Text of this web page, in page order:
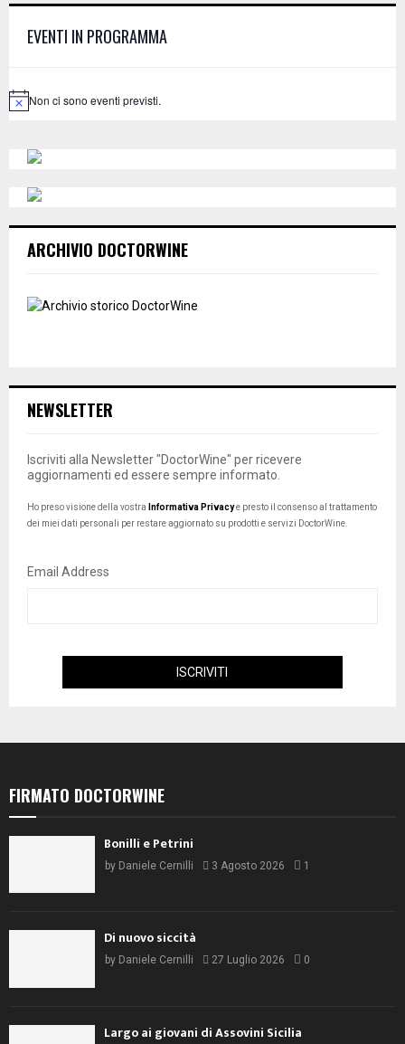
o
EVENTI IN PROGRAMMA
N
Non ci sono eventi previsti.
ARCHIVIO DOCTORWINE
NEWSLETTER
Iscriviti alla Newsletter "DoctorWine" per ricevere
aggiornamenti ed essere sempre informato.
Ho preso visione della vostra Informativa Privacye presto il consenso al trattamento
dei miei dati personali per restare aggiornato su prodotti e servizi DoctorWine.
Email Address
FIRMATO DOCTORWINE
Bonilli e Petrini
by Daniele Cernilli 3 Agosto 2026 1
Di nuovo siccità
by Daniele Cernilli 27 Luglio 2026 0
Largo ai giovani di Assovini Sicilia